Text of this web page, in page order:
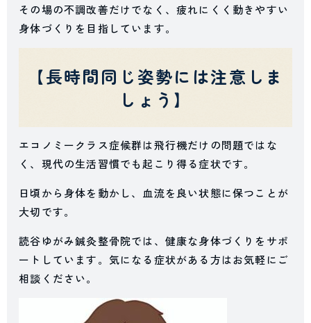
その場の不調改善だけでなく、疲れにくく動きやすい
身体づくりを目指しています。
【長時間同じ姿勢には注意しま
しょう】
エコノミークラス症候群は飛行機だけの問題ではな
く、現代の生活習慣でも起こり得る症状です。
日頃から身体を動かし、血流を良い状態に保つことが
大切です。
読谷ゆがみ鍼灸整骨院では、健康な身体づくりをサポ
ートしています。気になる症状がある方はお気軽にご
相談ください。